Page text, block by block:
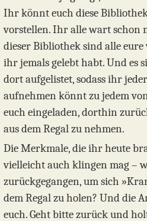
Ihr könnt euch diese
vorstellen. Ihr alle wart schon
dieser Bibliothek sind alle eure
ihr jemals gelebt habt. Und es
dort aufgelistet, sodass ihr
aufnehmen könnt zu jedem
euch eingeladen, dorthin
aus dem Regal zu nehmen.
Die Merkmale, die ihr heute
vielleicht auch klingen mag –
zurückgegangen, um sich
dem Regal zu holen? Und die
euch. Geht bitte zurück und